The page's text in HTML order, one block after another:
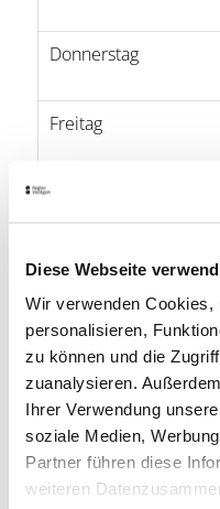
Diese Webseite
Wir verwenden Cookies,
personalisieren,
zu können und die
zuanalysieren.
Ihrer Verwendung
soziale Medien,
Partner führen diese
weiteren
Donnerstag
Freitag
Samstag
Lage & Kontakt
Banh Mi & Bubbles
Eberhardstraße 65
70173 Stuttgart
Telefon:0176 701 333